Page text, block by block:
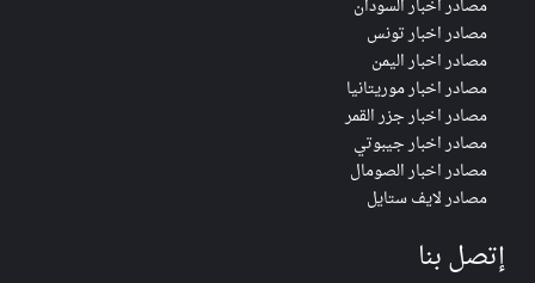
مصادر اخبار السودان
مصادر اخبار تونس
مصادر اخبار اليمن
مصادر اخبار موريتانيا
مصادر اخبار جزر القمر
مصادر اخبار جيبوتي
مصادر اخبار الصومال
مصادر لايف ستايل
إتصل بنا